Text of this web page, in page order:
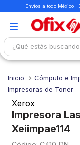
Envíos a todo México
¿Qué estás
Cómputo e
Impresoras de Toner
Xerox
Impresora
Xeiimpae114
1.
mochilas
2
3.
cuaderno
4.
cuadernos